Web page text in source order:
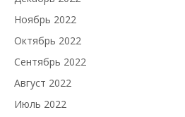
Ноябрь 2022
Октябрь 2022
Сентябрь 2022
Август 2022
Июль 2022